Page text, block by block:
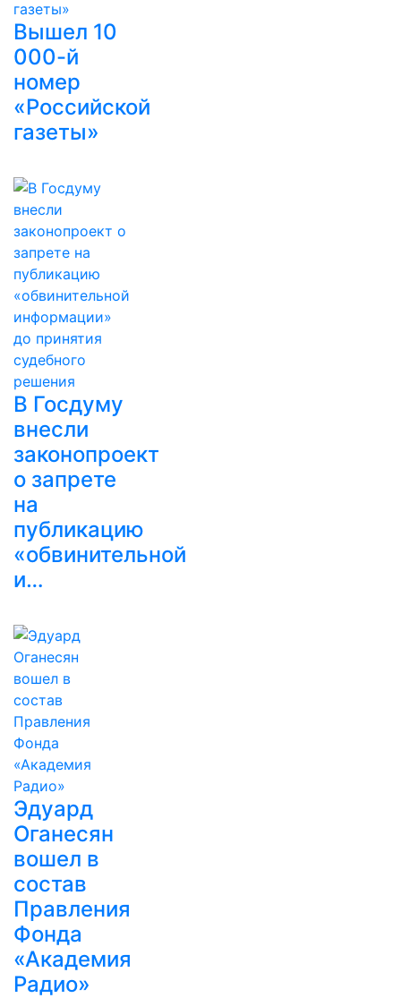
Вышел 10
000-й
номер
«Российской
газеты»
В Госдуму
внесли
законопроект
о запрете
на
публикацию
«обвинительной
и…
Эдуард
Оганесян
вошел в
состав
Правления
Фонда
«Академия
Радио»